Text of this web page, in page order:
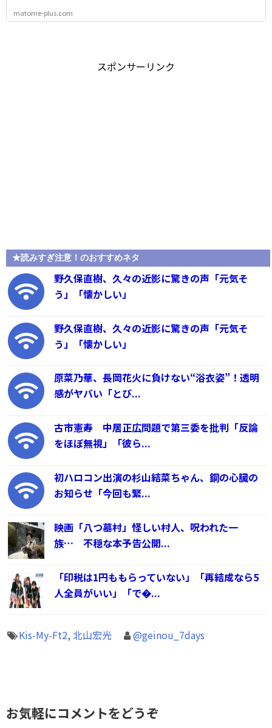
matome-plus.com
スポンサーリンク
★読みすぎ注意！のおすすめネタ
野久保直樹、久々の近影に驚きの声「元気そ
う」「懐かしい」
野久保直樹、久々の近影に驚きの声「元気そ
う」「懐かしい」
原菜乃華、長岡花火に負けない“浴衣姿”！透明
感がヤバい「とび...
古市憲寿 中居正広問題で第三委を批判「反論
をほぼ無視」「彼ら...
初ハロコン出演の杉山結菜ちゃん、鋼の心臓の
お知らせ「今回も緊...
映画「八つ墓村」怪しい村人、呪われた一
族… 不穏な本予告公開...
「印税は1円ももらっていない」「再結成なら5
人全員がいい」「で�...
Kis-My-Ft2, 北山宏光 @geinou_7days
お気軽にコメントをどうぞ